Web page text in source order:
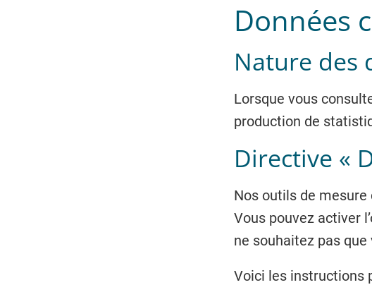
Données
Nature des
Lorsque vous
production de
Directive «
Nos outils de mesure
Vous pouvez activer
ne souhaitez pas
Voici les instructions